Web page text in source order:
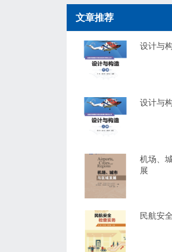
文章推荐
设计与
设计与
机场、
展
民航安